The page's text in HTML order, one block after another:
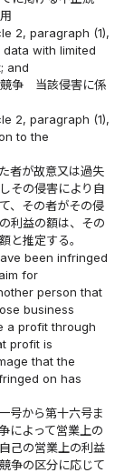
2, paragraph (1),
with limited
and
競争 当該侵害に係
2, paragraph (1),
to the
者が故意又は過失
その侵害により自
、その者がその侵
利益の額は、その
と推定する。
been infringed
for
person that
business
a profit through
profit is
that the
on has
号から第十六号ま
によって営業上の
己の営業上の利益
争の区分に応じて